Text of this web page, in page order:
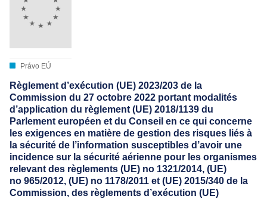
Právo EÚ
Règlement d’exécution (UE) 2023/203 de la
Commission du 27 octobre 2022 portant modalités
d’application du règlement (UE) 2018/1139 du
Parlement européen et du Conseil en ce qui concerne
les exigences en matière de gestion des risques liés à
la sécurité de l’information susceptibles d’avoir une
incidence sur la sécurité aérienne pour les organismes
relevant des règlements (UE) no 1321/2014, (UE)
no 965/2012, (UE) no 1178/2011 et (UE) 2015/340 de la
Commission, des règlements d’exécution (UE)